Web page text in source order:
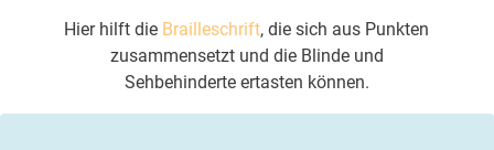
Hier hilft die Brailleschrift, die sich aus Punkten
zusammensetzt und die Blinde und
Sehbehinderte ertasten können.